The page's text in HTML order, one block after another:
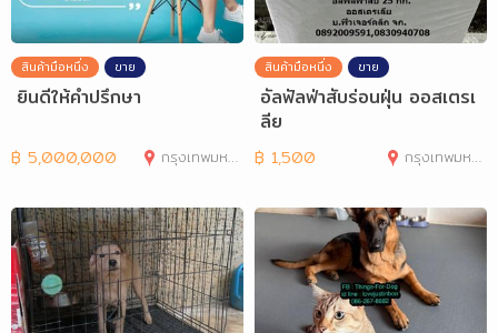
สินค้ามือหนึ่ง ขาย
ยินดีให้คำปรึกษา
฿ 5,000,000 กรุงเทพมหานคร
สินค้ามือหนึ่ง ขาย
อัลฟัลฟ่าสับร่อนฝุ่น ออสเตรเ
ลีย
฿ 1,500 กรุงเทพมหานคร